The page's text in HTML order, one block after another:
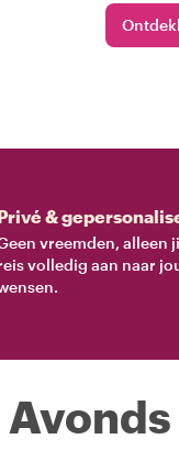
&
vreemden, alleen
volledig aan naar